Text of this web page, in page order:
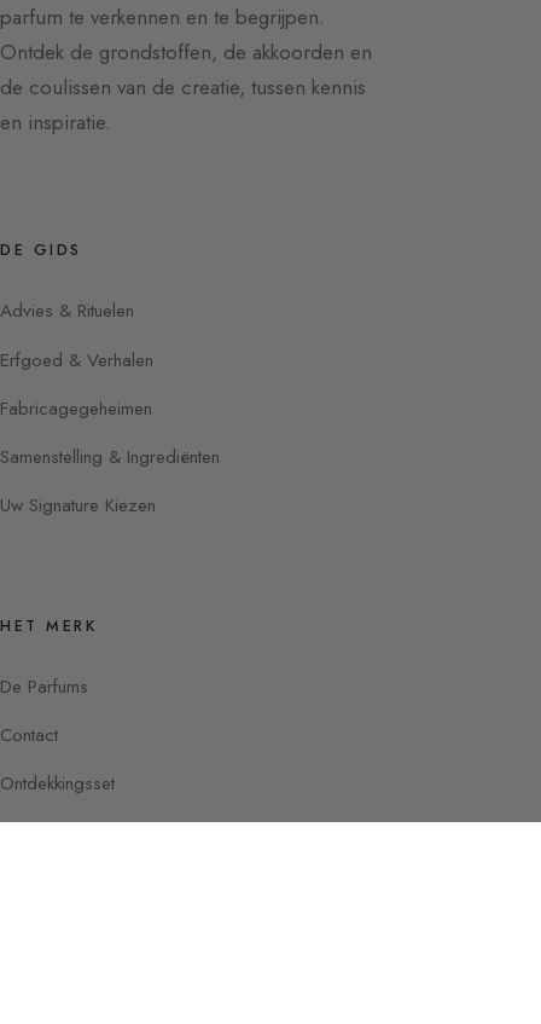
parfum te verkennen en te begrijpen.
Ontdek de grondstoffen, de akkoorden en
de coulissen van de creatie, tussen kennis
en inspiratie.
DE GIDS
Advies & Rituelen
Erfgoed & Verhalen
Fabricagegeheimen
Samenstelling & Ingrediënten
Uw Signature Kiezen
HET MERK
De Parfums
Contact
Ontdekkingsset